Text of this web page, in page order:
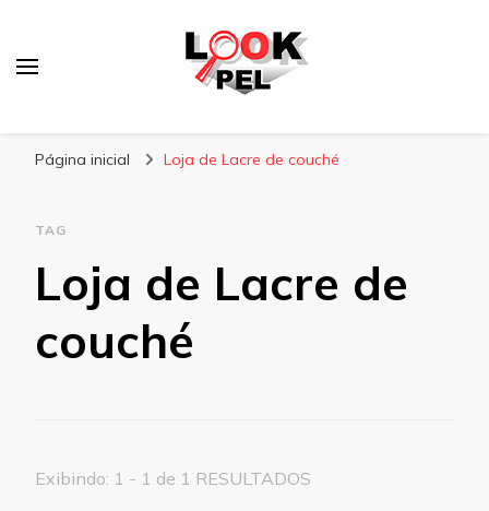
Página inicial Loja de Lacre de couché
TAG
Loja de Lacre de
couché
Exibindo: 1 - 1 de 1 RESULTADOS